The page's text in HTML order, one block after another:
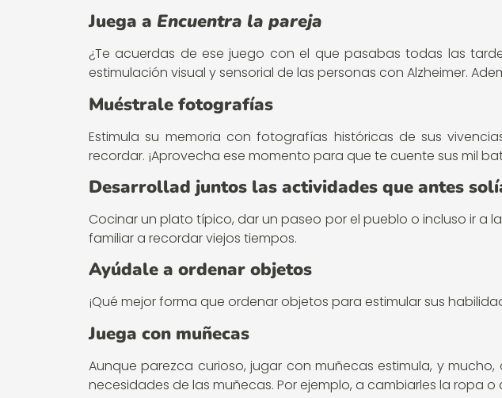
Juega a Encuentra la pareja
¿Te acuerdas de ese juego con el que pasabas todas las
estimulación visual y sensorial de las personas con Alzheimer.
Muéstrale fotografías
Estimula su memoria con fotografías históricas de sus
recordar. ¡Aprovecha ese momento para que te cuente sus mil
Desarrollad juntos las actividades que antes
Cocinar un plato típico, dar un paseo por el pueblo o incluso ir
familiar a recordar viejos tiempos.
Ayúdale a ordenar objetos
¡Qué mejor forma que ordenar objetos para estimular sus
Juega con muñecas
Aunque parezca curioso, jugar con muñecas estimula, y
necesidades de las muñecas. Por ejemplo, a cambiarles la ropa o